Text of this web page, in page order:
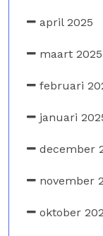
april 2025
maart 2025
februari
januari
december
november
oktober